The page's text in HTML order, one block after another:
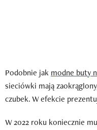
Podobnie jak modne buty
sieciówki mają
czubek. W efekcie
W 2022 roku koniecznie